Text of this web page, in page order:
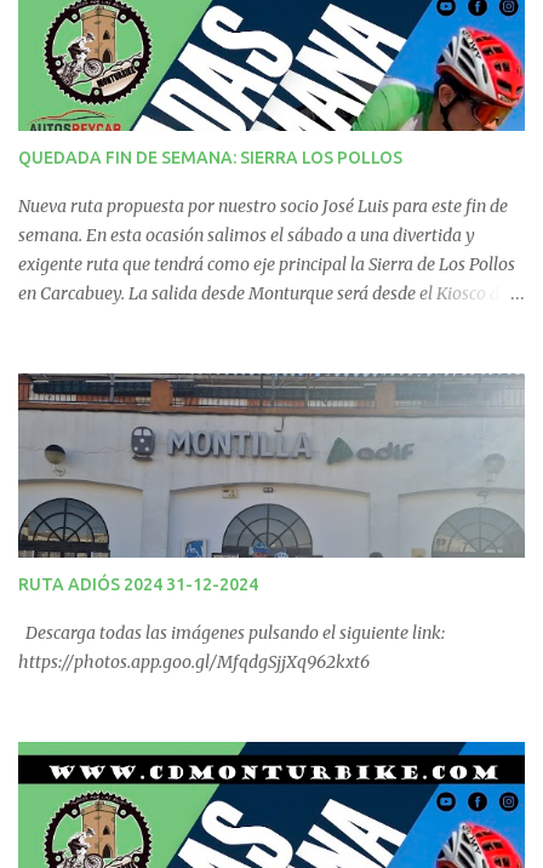
a
r
i
o
s
QUEDADA FIN DE SEMANA: SIERRA LOS POLLOS
Nueva ruta propuesta por nuestro socio José Luis para este fin de
semana. En esta ocasión salimos el sábado a una divertida y
exigente ruta que tendrá como eje principal la Sierra de Los Pollos
en Carcabuey. La salida desde Monturque será desde el Kiosco de
Quedadas Fin de Semana 2025.
RUTA ADIÓS 2024 31-12-2024
Descarga todas las imágenes pulsando el siguiente link:
https://photos.app.goo.gl/MfqdgSjjXq962kxt6